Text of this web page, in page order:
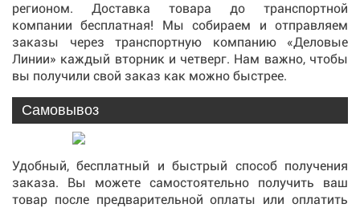
регионом. Доставка товара до транспортной
компании бесплатная! Мы собираем и отправляем
заказы через транспортную компанию «Деловые
Линии» каждый вторник и четверг. Нам важно, чтобы
вы получили свой заказ как можно быстрее.
Самовывоз
Удобный, бесплатный и быстрый способ получения
заказа. Вы можете самостоятельно получить ваш
товар после предварительной оплаты или оплатить